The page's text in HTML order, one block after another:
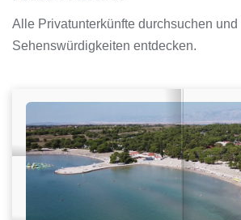
Alle Privatunterkünfte durchsuchen
Sehenswürdigkeiten entdecken.